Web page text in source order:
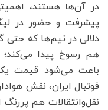
در آن‌‌‌ها هستند،
پیشرفت و حضور در
دلالی در تیم‌‌‌ها که حتی
هم رسوخ پیدا
باعث می‌‌‌شود قیمت یک
فوتبال ایران، نقش
نقل‌وانتقالات هم